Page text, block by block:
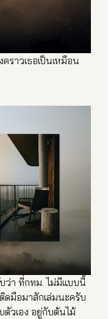
ราวเธอเป็นเหมือน
ว่า ที่กทม. ไม่มีแบบนี้
ดมือมาสักเล่มนะครับ
ตัวเอง อยู่กับต้นไม้